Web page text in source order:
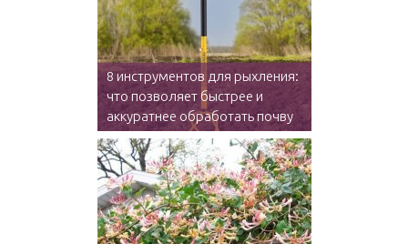
8 инструментов для рыхления:
что позволяет быстрее и
аккуратнее обработать почву